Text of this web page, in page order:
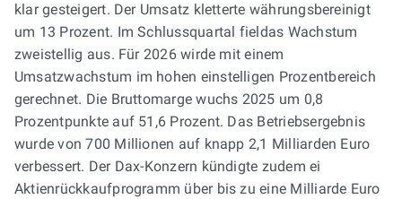
klar gesteigert. Der Umsatz kletterte währungsbereinigt
um 13 Prozent. Im Schlussquartal fieldas Wachstum
zweistellig aus. Für 2026 wirde mit einem
Umsatzwachstum im hohen einstelligen Prozentbereich
gerechnet. Die Bruttomarge wuchs 2025 um 0,8
Prozentpunkte auf 51,6 Prozent. Das Betriebsergebnis
wurde von 700 Millionen auf knapp 2,1 Milliarden Euro
verbessert. Der Dax-Konzern kündigte zudem ei
Aktienrückkaufprogramm über bis zu eine Milliarde Euro